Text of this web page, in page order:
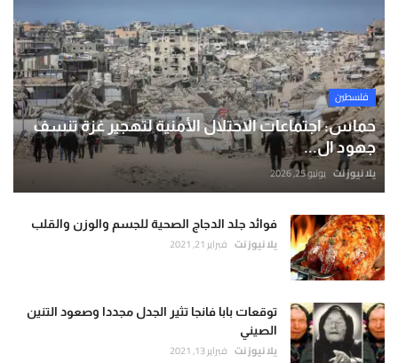
فلسطين
حماس: اجتماعات الاحتلال الأمنية لتهجير غزة تنسف
جهود ال...
يلا نيوز نت يونيو 25, 2026
فوائد جلد الدجاج الصحية للجسم والوزن والقلب
يلا نيوز نت فبراير 21, 2021
توقعات بابا فانجا تثير الجدل مجددا وصعود التنين
الصيني
يلا نيوز نت فبراير 13, 2021